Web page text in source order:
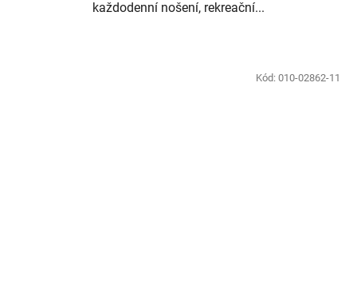
každodenní nošení, rekreační...
Kód: 010-02862-11